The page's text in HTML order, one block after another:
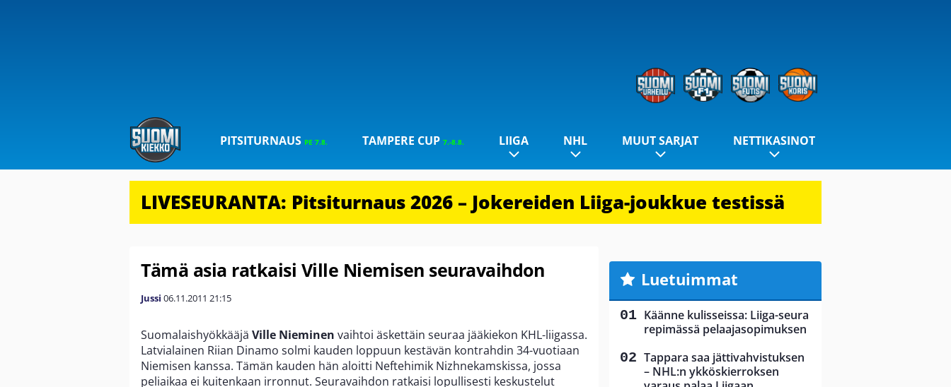
PITSITURNAUS PE 7.8. TAMPERE CUP 7.-8.8. LIIGA NHL MUUT SARJAT NETTIKASINOT
LIVESEURANTA: Pitsiturnaus 2026 – Jokereiden Liiga-joukkue testissä
Tämä asia ratkaisi Ville Niemisen seuravaihdon
Jussi 06.11.2011 21:15
Suomalaishyökkääjä Ville Nieminen vaihtoi äskettäin seuraa jääkiekon KHL-liigassa.
Latvialainen Riian Dinamo solmi kauden loppuun kestävän kontrahdin 34-vuotiaan
Niemisen kanssa. Tämän kauden hän aloitti Neftehimik Nizhnekamskissa, jossa
peliaikaa ei kuitenkaan irronnut. Seuravaihdon ratkaisi lopullisesti keskustelut
Luetuimmat
Käänne kulisseissa: Liiga-seura
repimässä pelaajasopimuksen
Tappara saa jättivahvistuksen
– NHL:n ykköskierroksen